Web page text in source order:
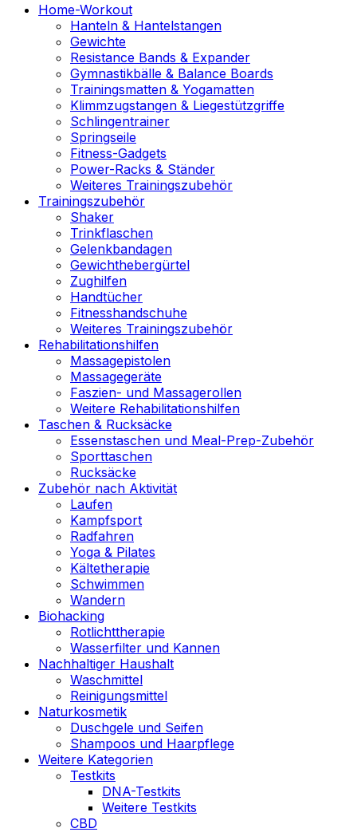
Home-Workout
Hanteln & Hantelstangen
Gewichte
Resistance Bands & Expander
Gymnastikbälle & Balance Boards
Trainingsmatten & Yogamatten
Klimmzugstangen & Liegestützgriffe
Schlingentrainer
Springseile
Fitness-Gadgets
Power-Racks & Ständer
Weiteres Trainingszubehör
Trainingszubehör
Shaker
Trinkflaschen
Gelenkbandagen
Gewichthebergürtel
Zughilfen
Handtücher
Fitnesshandschuhe
Weiteres Trainingszubehör
Rehabilitationshilfen
Massagepistolen
Massagegeräte
Faszien- und Massagerollen
Weitere Rehabilitationshilfen
Taschen & Rucksäcke
Essenstaschen und Meal-Prep-Zubehör
Sporttaschen
Rucksäcke
Zubehör nach Aktivität
Laufen
Kampfsport
Radfahren
Yoga & Pilates
Kältetherapie
Schwimmen
Wandern
Biohacking
Rotlichttherapie
Wasserfilter und Kannen
Nachhaltiger Haushalt
Waschmittel
Reinigungsmittel
Naturkosmetik
Duschgele und Seifen
Shampoos und Haarpflege
Weitere Kategorien
Testkits
DNA-Testkits
Weitere Testkits
CBD